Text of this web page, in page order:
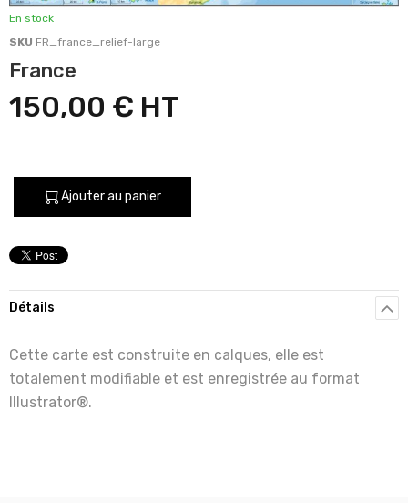
En stock
SKU FR_france_relief-large
France
150,00 €
Ajouter au panier
Détails
Cette carte est construite en calques, elle est
totalement modifiable et est enregistrée au format
Illustrator®.